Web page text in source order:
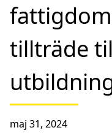
tillträde
maj 31, 2024